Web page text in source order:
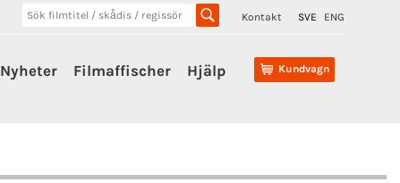
Kontakt SVE ENG
Kundvagn
Nyheter Filmaffischer Hjälp